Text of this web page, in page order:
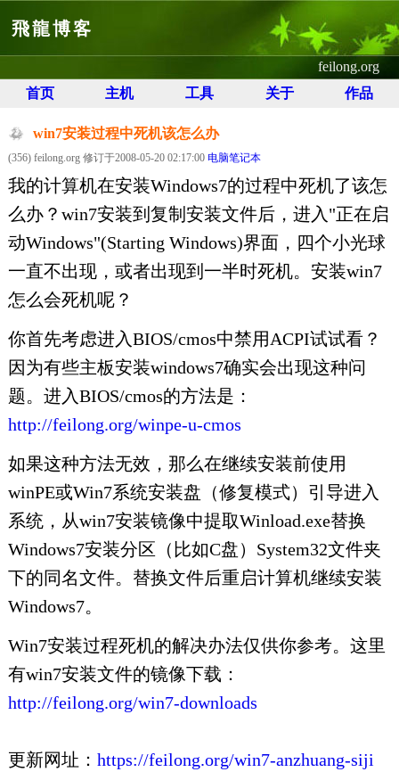
飛龍博客
feilong.org
首页
主机 工具 关于 作品
win7安装过程中死机该怎么办
(356) feilong.org 修订于2008-05-20 02:17:00 电脑笔记本
我的计算机在安装Windows7的过程中死机了该怎
么办？win7安装到复制安装文件后，进入"正在启
动Windows"(Starting Windows)界面，四个小光球
一直不出现，或者出现到一半时死机。安装win7
怎么会死机呢？
你首先考虑进入BIOS/cmos中禁用ACPI试试看？
因为有些主板安装windows7确实会出现这种问
题。进入BIOS/cmos的方法是：
http://feilong.org/winpe-u-cmos
如果这种方法无效，那么在继续安装前使用
winPE或Win7系统安装盘（修复模式）引导进入
系统，从win7安装镜像中提取Winload.exe替换
Windows7安装分区（比如C盘）System32文件夹
下的同名文件。替换文件后重启计算机继续安装
Windows7。
Win7安装过程死机的解决办法仅供你参考。这里
有win7安装文件的镜像下载：
http://feilong.org/win7-downloads
更新网址： https://feilong.org/win7-anzhuang-siji